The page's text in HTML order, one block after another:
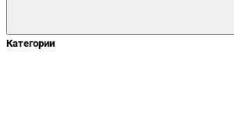
Категории